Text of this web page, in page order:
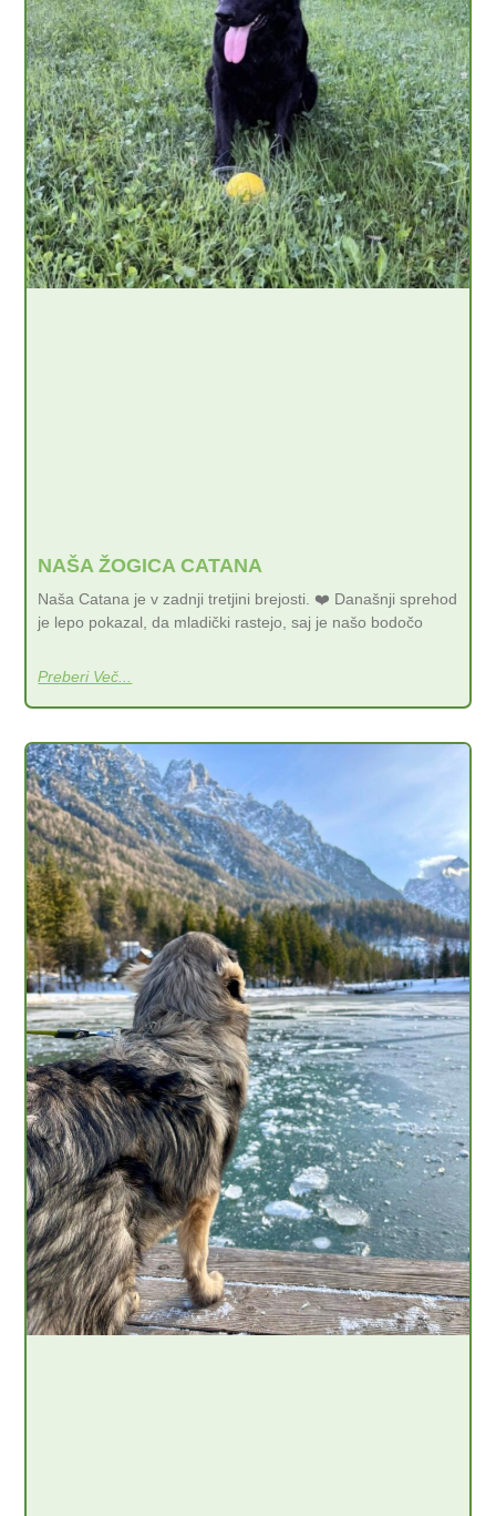
NAŠA ŽOGICA CATANA
Naša Catana je v zadnji tretjini brejosti. ❤️ Današnji sprehod
je lepo pokazal, da mladički rastejo, saj je našo bodočo
Preberi Več...